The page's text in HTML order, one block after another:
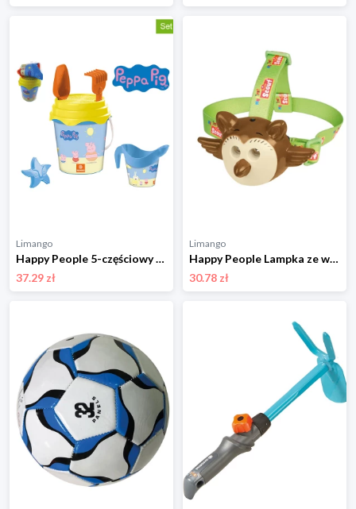
Limango
Happy People 5-częściowy zestaw do piaskownicy "Peppa Pig" - 10 m+ rozmiar: onesize
37.29 zł
Limango
Happy People Lampka ze wzorem na głowę - 3+ rozmiar: onesize
30.78 zł